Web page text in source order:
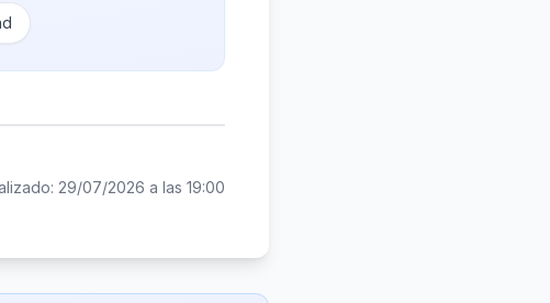
29/07/2026 a las 19:00